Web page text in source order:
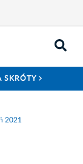
SKRÓTY
2021